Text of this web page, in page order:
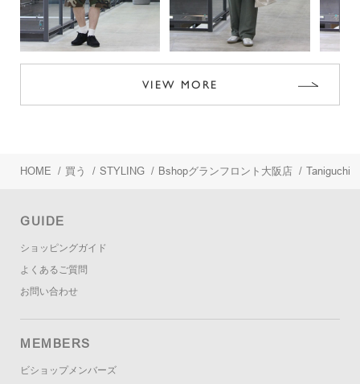
VIEW MORE
HOME / 買う / STYLING / Bshopグランフロント大阪店 / Taniguchi
GUIDE
ショッピングガイド
よくあるご質問
お問い合わせ
MEMBERS
ビショップメンバーズ